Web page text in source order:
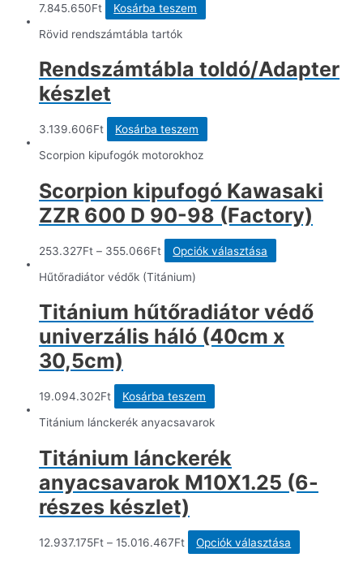
7.845.650Ft
Kosárba teszem
Rövid rendszámtábla tartók
Rendszámtábla toldó/Adapter
készlet
3.139.606Ft
Kosárba teszem
Scorpion kipufogók motorokhoz
Scorpion kipufogó Kawasaki
ZZR 600 D 90-98 (Factory)
253.327Ft – 355.066Ft Opciók választása
a
variációja
van.
változatok
Hűtőradiátor védők (Titánium)
Titánium hűtőradiátor védő
univerzális háló (40cm x
30,5cm)
19.094.302Ft Kosárba teszem
Titánium lánckerék anyacsavarok
Titánium lánckerék
anyacsavarok M10X1.25 (6-
részes készlet)
12.937.175Ft – 15.016.467Ft Opciók választása
a